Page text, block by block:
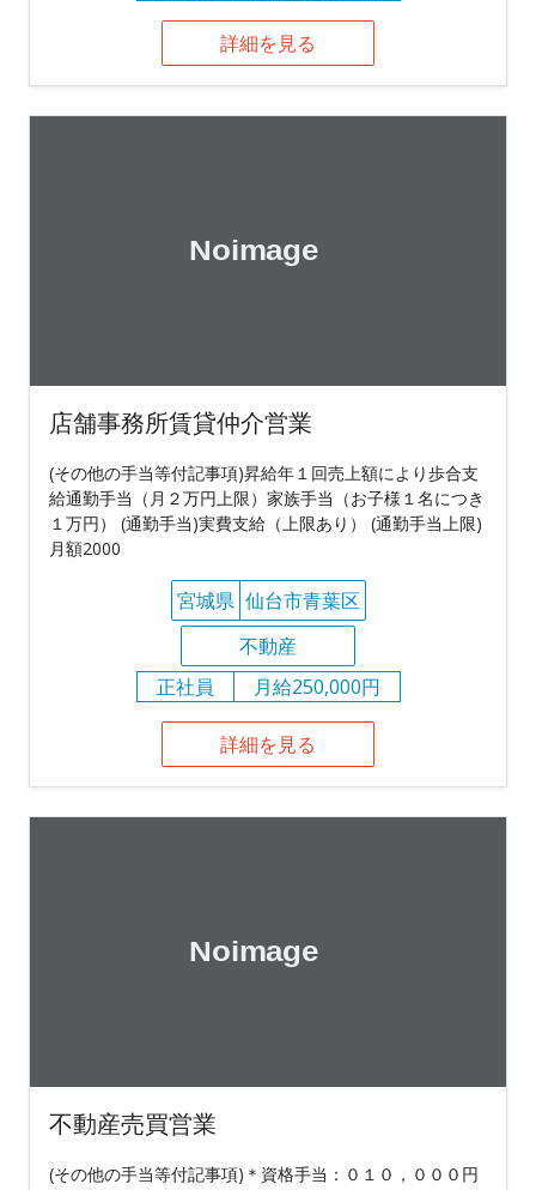
詳細を見る
店舗事務所賃貸仲介営業
(その他の手当等付記事項)昇給年１回売上額により歩合支
給通勤手当（月２万円上限）家族手当（お子様１名につき
１万円） (通勤手当)実費支給（上限あり） (通勤手当上限)
月額2000
宮城県 仙台市青葉区
不動産
正社員
月給250,000円
詳細を見る
不動産売買営業
(その他の手当等付記事項)＊資格手当：０１０，０００円